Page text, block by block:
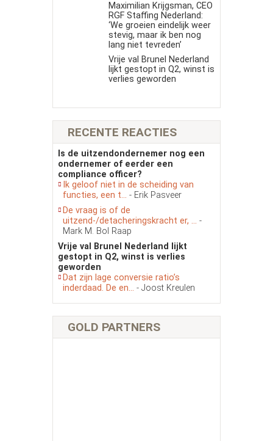
Maximilian Krijgsman, CEO
RGF Staffing Nederland:
‘We groeien eindelijk weer
stevig, maar ik ben nog
lang niet tevreden’
Vrije val Brunel Nederland
lijkt gestopt in Q2, winst is
verlies geworden
RECENTE REACTIES
Is de uitzendondernemer nog een
ondernemer of eerder een
compliance officer?
Ik geloof niet in de scheiding van
functies, een t... - Erik Pasveer
De vraag is of de
uitzend-/detacheringskracht er, ... -
Mark M. Bol Raap
Vrije val Brunel Nederland lijkt
gestopt in Q2, winst is verlies
geworden
Dat zijn lage conversie ratio’s
inderdaad. De en... - Joost Kreulen
GOLD PARTNERS